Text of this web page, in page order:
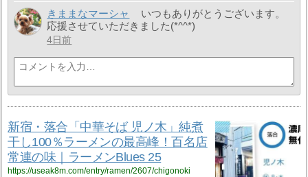
きままなマーシャ
いつもありがとうございます。
応援させていただきました(*^^*)
4日前
新宿・落合「中華そば 児ノ木」純煮
干し100％ラーメンの最高峰！百名店
常連の味｜ラーメンBlues 25
https://useak8m.com/entry/ramen/2607/chigonoki